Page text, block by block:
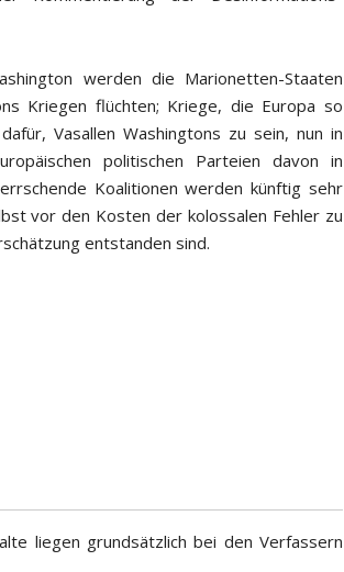
werden die Marionetten-Staaten
Kriegen flüchten; Kriege, die Europa so
Vasallen Washingtons zu sein, nun in
politischen Parteien davon in
Koalitionen werden künftig sehr
vor den Kosten der kolossalen Fehler zu
entstanden sind.
liegen grundsätzlich bei den Verfassern